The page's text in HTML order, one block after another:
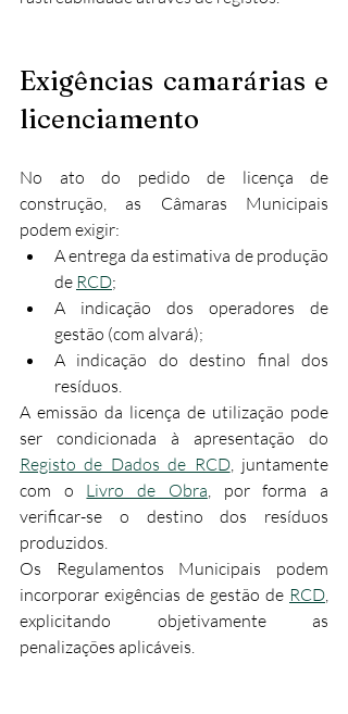
Exigências camarárias e
licenciamento
No ato do pedido de licença de
construção, as Câmaras Municipais
podem exigir:​
A entrega da estimativa de produção
de RCD;
A indicação dos operadores de
gestão (com alvará);
A indicação do destino final dos
resíduos.
A emissão da licença de utilização pode
Registo de Dados de RCD, juntamente
com o Livro de Obra, por forma a
verificar-se o destino dos resíduos
produzidos.​
Os Regulamentos Municipais podem
incorporar exigências de gestão de RCD,
explicitando objetivamente as
penalizações aplicáveis.​